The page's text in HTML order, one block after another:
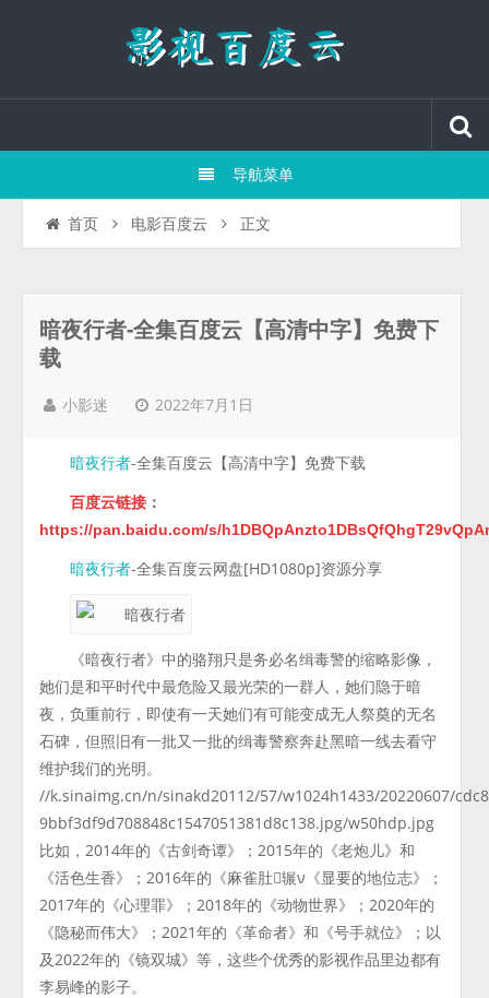
导航菜单
首页 电影百度云 正文
暗夜行者-全集百度云【高清中字】免费下
载
小影迷 2022年7月1日
暗夜行者-全集百度云【高清中字】免费下载
百度云链接 ：
https://pan.baidu.com/s/
暗夜行者-全集百度云网盘[HD1080p]资源分享
《暗夜行者》中的骆翔只是务必名缉毒警的缩略影像，
她们是和平时代中最危险又最光荣的一群人，她们隐于暗
夜，负重前行，即使有一天她们有可能变成无人祭奠的无名
石碑，但照旧有一批又一批的缉毒警察奔赴黑暗一线去看守
维护我们的光明。
//k.sinaimg.cn/n/sinakd20112/57/w1024h1433/20220607/
9bbf3df9d708848c1547051381d8c138.jpg/w50hdp.jpg
比如，2014年的《古剑奇谭》；2015年的《老炮儿》和
《活色生香》；2016年的《麻雀肚辗ν《显要的地位志》；
2017年的《心理罪》；2018年的《动物世界》；2020年的
《隐秘而伟大》；2021年的《革命者》和《号手就位》；以
及2022年的《镜双城》等，这些个优秀的影视作品里边都有
李易峰的影子。